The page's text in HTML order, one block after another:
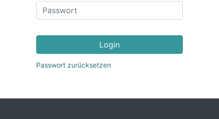
Login
Passwort zurücksetzen